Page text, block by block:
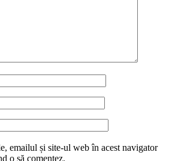
emailul și site-ul web în acest navigator
o să comentez.